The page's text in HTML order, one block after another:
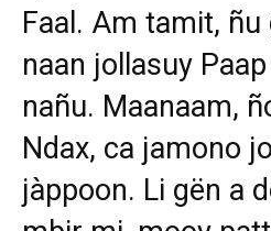
Faal. Am tamit, ñu
naan jollasuy
nañu. Maanaam,
Ndax, ca jamono
jàppoon. Li gën a